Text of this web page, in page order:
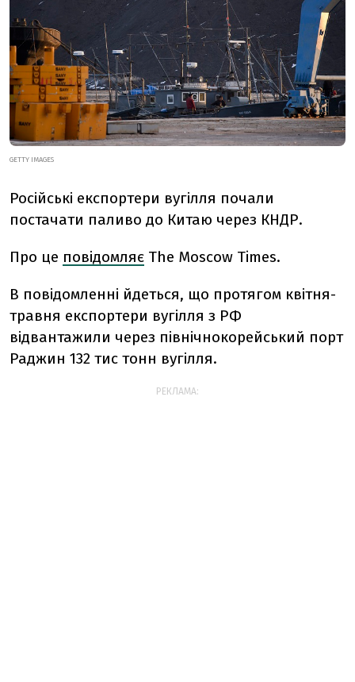
GETTY IMAGES
Російські експортери вугілля почали
постачати паливо до Китаю через КНДР.
Про це повідомляє The Moscow Times.
В повідомленні йдеться, що протягом квітня-
травня експортери вугілля з РФ
відвантажили через північнокорейський порт
Раджин 132 тис тонн вугілля.
РЕКЛАМА: